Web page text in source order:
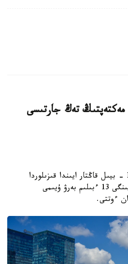
32 جەكە مەكتەپتىڭ تەڭ جارتىسى
قىزىلوردا. KAZINFORM - بيىل قاڭتار ايىندا قىزىلوردا
وبلىسىنداعى مەكتەپكە دەيىنگى 13 ءبىلىم بەرۋ ۇيىمى
ءوتتى.